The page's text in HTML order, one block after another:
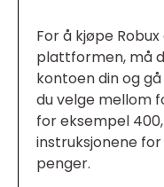
For å kjøpe
plattformen, må
kontoen din og
du velge mellom
for eksempel
instruksjonene
penger.